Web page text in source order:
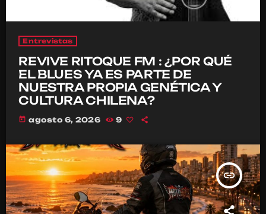
Entrevistas
REVIVE RITOQUE FM : ¿POR QUÉ
EL BLUES YA ES PARTE DE
NUESTRA PROPIA GENÉTICA Y
CULTURA CHILENA?
today agosto 6, 2026 9
insert_link